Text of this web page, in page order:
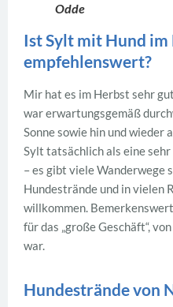
Odde
Ist Sylt mit Hund
empfehlenswert?
Mir hat es im Herbst sehr
war erwartungsgemäß
Sonne sowie hin und wieder
Sylt tatsächlich als eine
– es gibt viele Wanderwege
Hundestrände und in vielen
willkommen.
für das „große Geschäft“,
war.
Hundestrände von